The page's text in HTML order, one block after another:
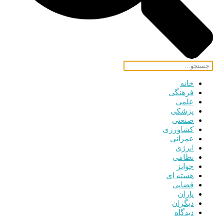
خانه
فرهنگی
علمی
پزشکی
صنعتی
کشاورزی
عمرانی
انرژی
نظامی
جوایز
هسته ای
قضایی
یاران
دیگران
دیدگاه